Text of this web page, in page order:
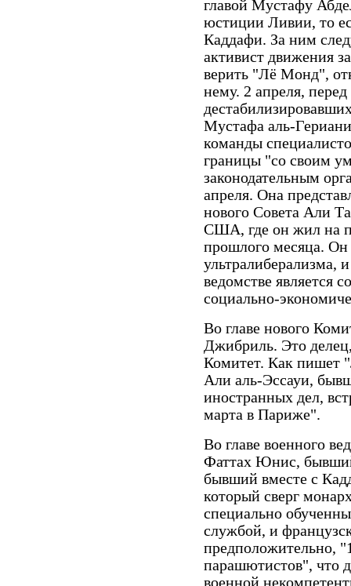
главой Мустафу
юстиции Ливии, то
Каддафи. За ним
активист движения
верить "Лё Монд",
нему. 2 апреля,
Мустафа аль-
команды
границы "со своим
законодательным
апреля. Она
нового Совета Али
США, где он жил на
прошлого месяца. Он
ультралиберализма,
ведомстве является
социально-
Во главе нового
Джибриль. Это
Комитет. Как пишет
Али аль-Эссауи,
иностранных дел,
марта в Париже".
Во главе военного
Фаттах Юнис,
бывший вместе с
который сверг
специально
службой, и
предположительно,
парашютистов", что
военной